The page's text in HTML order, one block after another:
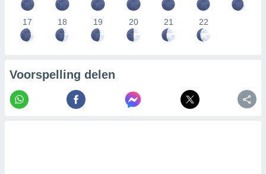
17 18 19 20 21 22
Voorspelling delen